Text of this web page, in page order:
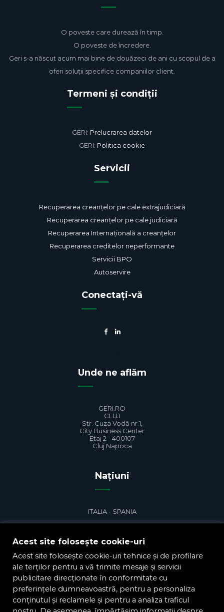
O poveste care durează în timp.
O poveste de încredere.
Geri s-a născut acum mai bine de douăzeci de ani cu scopul de a
oferi soluții specifice companiilor client.
Termeni și condiții
GERI: Prelucrarea datelor
GERI: Politica cookie
Servicii
Recuperarea creanțelor pe cale extrajudiciară
Recuperarea creanțelor pe cale judiciară
Recuperarea Internațională a creanțelor
Recuperarea creditelor neperformante
Servicii BPO
Autoservire
Conectați-vă
Unde ne aflăm
GERI.RO
CLUJ
Str. Cuza Vodă nr.1,
City Business Center
Etaj 2 - 400107
Cluj Napoca
Națiuni
ITALIA - SPANIA
GERMANIA - ROMÂNIA
Geri în lume
Acest site folosește cookie-uri
Acest site folosește cookie-uri tehnice și de profilare
ale terților pentru a vă trimite mesaje și servicii
publicitare direcționate în conformitate cu
preferințele dumneavoastră, pentru a personaliza
conținutul și reclamele și pentru a analiza traficul